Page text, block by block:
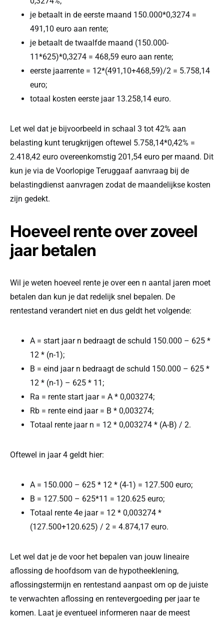
je betaalt in de eerste maand 150.000*0,3274 =
491,10 euro aan rente;
je betaalt de twaalfde maand (150.000-
11*625)*0,3274 = 468,59 euro aan rente;
eerste jaarrente = 12*(491,10+468,59)/2 = 5.758,14
euro;
totaal kosten eerste jaar 13.258,14 euro.
Let wel dat je bijvoorbeeld in schaal 3 tot 42% aan
belasting kunt terugkrijgen oftewel 5.758,14*0,42% =
2.418,42 euro overeenkomstig 201,54 euro per maand. Dit
kun je via de Voorlopige Teruggaaf aanvraag bij de
belastingdienst aanvragen zodat de maandelijkse kosten
zijn gedekt.
Hoeveel rente over zoveel
jaar betalen
Wil je weten hoeveel rente je over een n aantal jaren moet
betalen dan kun je dat redelijk snel bepalen. De
rentestand verandert niet en dus geldt het volgende:
A = start jaar n bedraagt de schuld 150.000 – 625 *
12 * (n-1);
B = eind jaar n bedraagt de schuld 150.000 – 625 *
12 * (n-1) – 625 * 11;
Ra = rente start jaar = A * 0,003274;
Rb = rente eind jaar = B * 0,003274;
Totaal rente jaar n = 12 * 0,003274 * (A-B) / 2.
Oftewel in jaar 4 geldt hier:
A = 150.000 – 625 * 12 * (4-1) = 127.500 euro;
B = 127.500 – 625*11 = 120.625 euro;
Totaal rente 4e jaar = 12 * 0,003274 *
(127.500+120.625) / 2 = 4.874,17 euro.
Let wel dat je de voor het bepalen van jouw lineaire
aflossing de hoofdsom van de hypotheeklening,
aflossingstermijn en rentestand aanpast om op de juiste
te verwachten aflossing en rentevergoeding per jaar te
komen. Laat je eventueel informeren naar de meest